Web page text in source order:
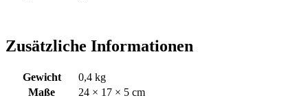
Zusätzliche Informationen
Gewicht
0,4 kg
Maße
24 × 17 × 5 cm